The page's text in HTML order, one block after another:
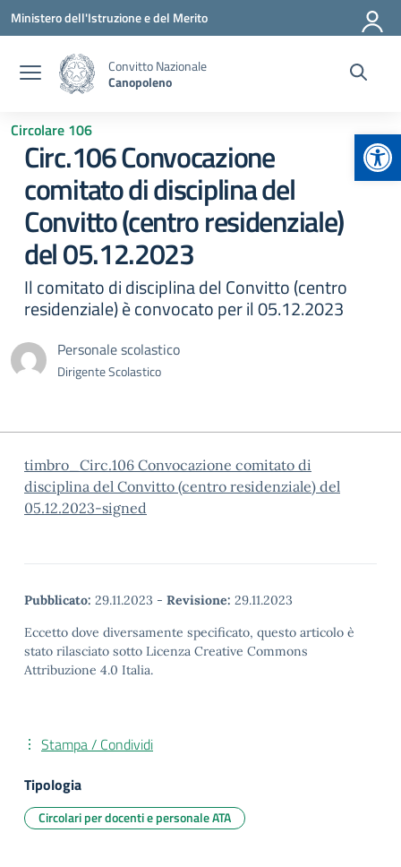
Vai ai contenuti
Vai al menu di navigazione
Vai al footer
Ministero dell'Istruzione e del Merito
Convitto Nazionale
Canopoleno
Circolare 106
Circ.106 Convocazione
comitato di disciplina del
Convitto (centro residenziale)
del 05.12.2023
Il comitato di disciplina del Convitto (centro
residenziale) è convocato per il 05.12.2023
Personale scolastico
Dirigente Scolastico
timbro_Circ.106 Convocazione comitato di
disciplina del Convitto (centro residenziale) del
05.12.2023-signed
Pubblicato: 29.11.2023 - Revisione: 29.11.2023
Eccetto dove diversamente specificato, questo articolo è
stato rilasciato sotto Licenza Creative Commons
Attribuzione 4.0 Italia.
Stampa / Condividi
Tipologia
Circolari per docenti e personale ATA